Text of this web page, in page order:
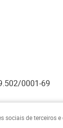
0001-69
sociais de terceiros